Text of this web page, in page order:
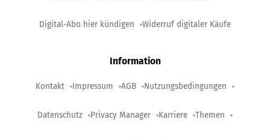
Digital-Abo hier kündigen Widerruf digitaler Käufe
Information
Kontakt Impressum AGB Nutzungsbedingungen
Datenschutz Privacy Manager Karriere Themen